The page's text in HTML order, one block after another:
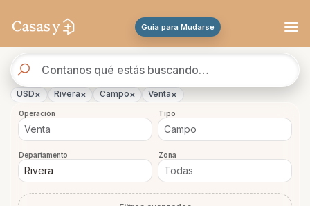
Guia para Mudarse
de
propiedades
USD× Rivera× Campo× Venta×
Operación Tipo
Departamento Zona